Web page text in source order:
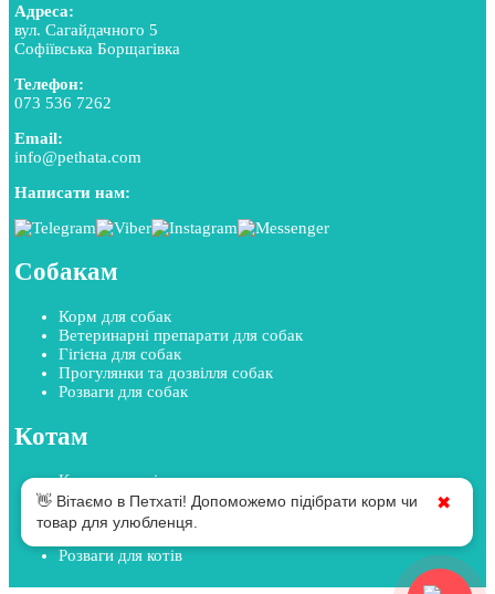
Адреса:
вул. Сагайдачного 5
Софіївська Борщагівка
Телефон:
073 536 7262
Email:
info@pethata.com
Написати нам:
Собакам
Корм для собак
Ветеринарні препарати для собак
Гігієна для собак
Прогулянки та дозвілля собак
Розваги для собак
Котам
Корм для котів
Ветеринарні препарати для котів
Гігієна для котів
Прогулянки та дозвілля котів
Розваги для котів
👋 Вітаємо в Петхаті! Допоможемо підібрати корм чи
товар для улюбленця.
✖